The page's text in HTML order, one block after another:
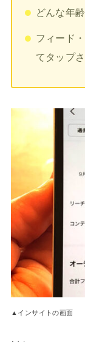
どんな年
フィード
てタップ
▲インサイトの画面